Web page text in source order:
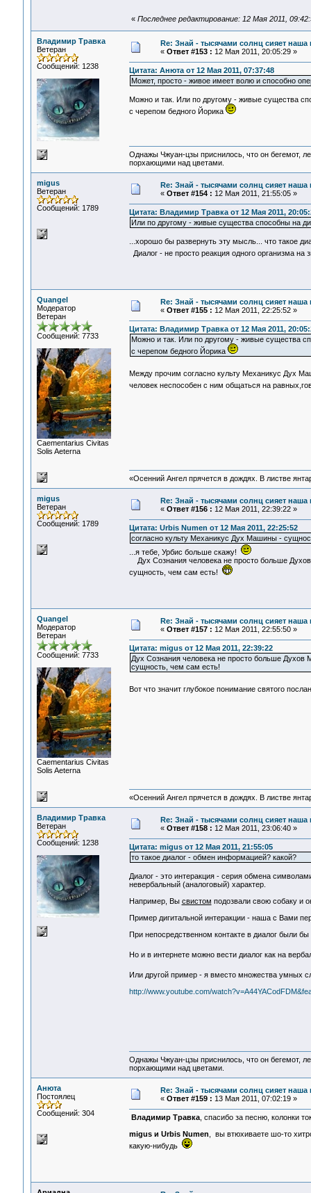
« Последнее редактирование: 12 Мая 2011,
Владимир Травка
Ветеран
Сообщений: 1238
Re: Знай - тысячами солнц сияет наша
« Ответ #153 : 12 Мая 2011, 20:05:29 »
Цитата: Анюта от 12 Мая 2011, 07:37:48
Может, просто - живое имеет волю и способно
Можно и так. Или по другому - живые существа
с черепом бедного Йорика
Однажы Чжуан-цзы приснилось, что он бегемот,
порхающими над цветами.
migus
Ветеран
Сообщений: 1789
Re: Знай - тысячами солнц сияет наша
« Ответ #154 : 12 Мая 2011, 21:55:05 »
Цитата: Владимир Травка от 12 Мая 2011,
Или по другому - живые существа способны на
...хорошо бы развернуть эту мысль... что такое
Диалог - не просто реакция одного организма на
Quangel
Модератор
Ветеран
Сообщений: 7733
Сaementarius Civitas
Solis Aeterna
Re: Знай - тысячами солнц сияет наша
« Ответ #155 : 12 Мая 2011, 22:25:52 »
Цитата: Владимир Травка от 12 Мая 2011,
Можно и так. Или по другому - живые существа
с черепом бедного Йорика
Между прочим согласно культу Механикус Дух
человек неспособен с ним общаться на
«Осенний Ангел прячется в дождях. В листве
migus
Ветеран
Сообщений: 1789
Re: Знай - тысячами солнц сияет наша
« Ответ #156 : 12 Мая 2011, 22:39:22 »
Цитата: Urbis Numen от 12 Мая 2011, 22:25:52
согласно культу Механикус Дух Машины -
...я тебе, Урбис больше скажу!
Дух Сознания человека не просто больше
сущность, чем сам есть!
Quangel
Модератор
Ветеран
Сообщений: 7733
Сaementarius Civitas
Solis Aeterna
Re: Знай - тысячами солнц сияет наша
« Ответ #157 : 12 Мая 2011, 22:55:50 »
Цитата: migus от 12 Мая 2011, 22:39:22
Дух Сознания человека не просто больше
сущность, чем сам есть!
Вот что значит глубокое понимание святого
«Осенний Ангел прячется в дождях. В листве
Владимир Травка
Ветеран
Сообщений: 1238
Re: Знай - тысячами солнц сияет наша
« Ответ #158 : 12 Мая 2011, 23:06:40 »
Цитата: migus от 12 Мая 2011, 21:55:05
то такое диалог - обмен информацией? какой?
Диалог - это интеракция - серия обмена
невербальный (аналоговый) характер.
Например, Вы свистом подозвали свою собаку и
Пример дигитальной интеракции - наша с Вами
При непосредственном контакте в диалог были
Но и в интернете можно вести диалог как на
Или другой пример - я вместо множества
http://www.youtube.com/
Однажы Чжуан-цзы приснилось, что он бегемот,
порхающими над цветами.
Анюта
Постоялец
Сообщений: 304
Re: Знай - тысячами солнц сияет наша
« Ответ #159 : 13 Мая 2011, 07:02:19 »
Владимир Травка, спасибо за песню, колонки
migus и Urbis Numen , вы втюхиваете шо-то
какую-нибудь